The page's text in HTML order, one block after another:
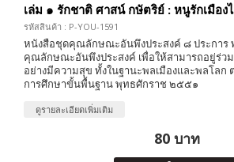
เล่ม ๑ รักชาติ ศาสน์ กษัตริย์ : หนูรักเมือง
รหัสสินค้า : P-YOU-1591
หนังสือชุดคุณลักษณะอันพึงประสงค์ ๘ ประการ
คุณลักษณะอันพึงประสงค์ เพื่อให้สามารถอยู่ร่ว
อย่างมีความสุข ทั้งในฐานะพลเมืองและพลโลก
การศึกษาขั้นพื้นฐาน พุทธศักราช ๒๕๕๑
ดูรายละเอียดเพิ่มเติม
80 บาท